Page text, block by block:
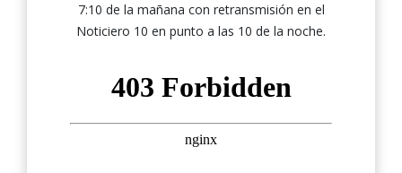
7:10 de la mañana con retransmisión en el
Noticiero 10 en punto a las 10 de la noche.